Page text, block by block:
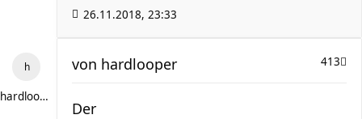
26.11.2018, 23:33
hardlooper
413
von hardlooper
Der